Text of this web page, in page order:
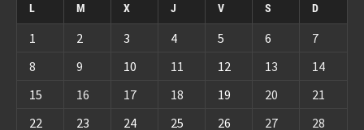
L M X J V S D
1 2 3 4 5 6
7
8
9 10 11 12 13
14
15
16 17 18 19 20
21
22
23 24 25 26 27 28